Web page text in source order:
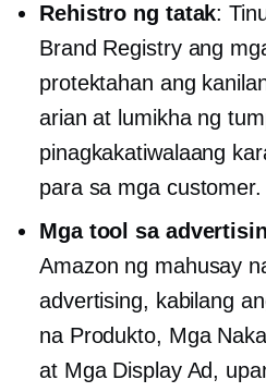
Rehistro ng tatak:
Brand Registry ang
protektahan ang
arian at lumikha ng
pinagkakatiwalaang
para sa mga customer.
Mga tool sa
Amazon ng mahusay
advertising, kabilang
na Produkto, Mga
at Mga Display Ad,